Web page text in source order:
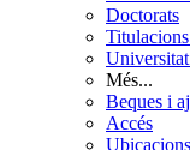
Doctorats
Més...
Beques i
Accés